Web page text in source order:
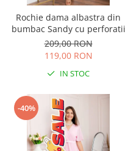
Rochie dama albastra din
bumbac Sandy cu perforatii
209,00 RON
119,00 RON
IN STOC
-40%